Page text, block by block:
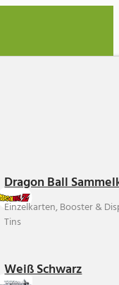
Dragon Ball
Einzelkarten, Booster &
Tins
Weiß Schwarz